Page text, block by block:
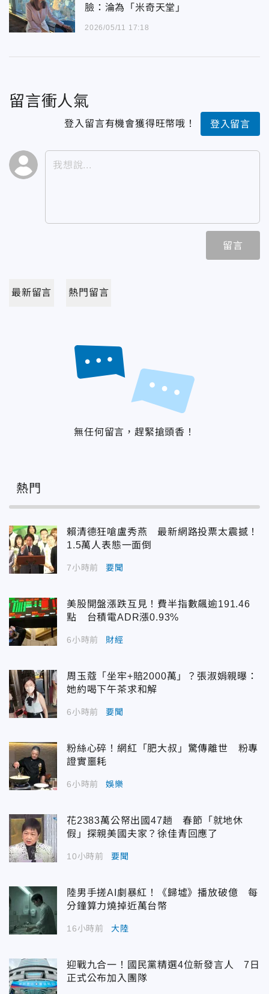
臉：淪為「米奇天堂」
2026/05/11 17:18
留言衝人氣
登入留言有機會獲得旺幣哦！ 登入留言
留言
最新留言 熱門留言
無任何留言，趕緊搶頭香！
熱門
賴清德狂嗆盧秀燕 最新網路投票太震撼！
1.5萬人表態一面倒
7小時前 要聞
美股開盤漲跌互見！費半指數飆逾191.46
點 台積電ADR漲0.93%
6小時前 財經
周玉蔻「坐牢+賠2000萬」？張淑娟親曝：
她約喝下午茶求和解
6小時前 要聞
粉絲心碎！網紅「肥大叔」驚傳離世 粉專
證實噩耗
6小時前 娛樂
花2383萬公帑出國47趟 春節「就地休
假」探親美國夫家？徐佳青回應了
10小時前 要聞
陸男手搓AI劇暴紅！《歸墟》播放破億 每
分鐘算力燒掉近萬台幣
16小時前 大陸
迎戰九合一！國民黨精選4位新發言人 7日
正式公布加入團隊